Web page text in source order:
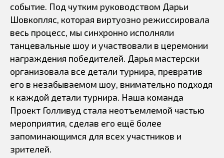
событие. Под чутким руководством Дарьи
Шовкопляс, которая виртуозно режиссировала
весь процесс, мы синхронно исполняли
танцевальные шоу и участвовали в церемонии
награждения победителей. Дарья мастерски
организовала все детали турнира, превратив
его в незабываемом шоу, внимательно подходя
к каждой детали турнира. Наша команда
Проект Голливуд стала неотъемлемой частью
мероприятия, cделав его ещё более
запоминающимся для всех участников и
зрителей.